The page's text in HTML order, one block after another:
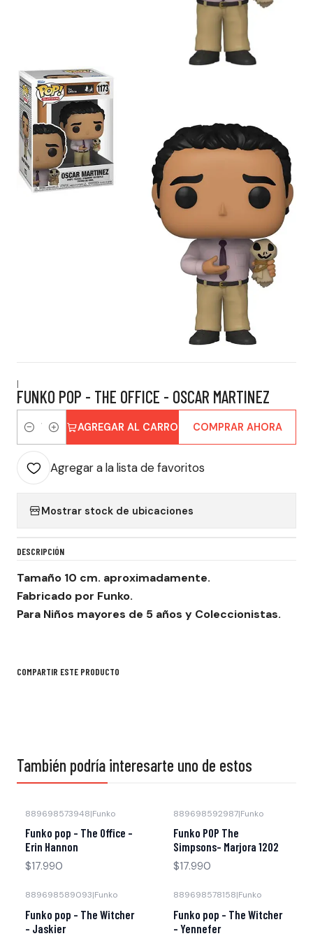
|
FUNKO POP - THE OFFICE - OSCAR MARTINEZ
Cantidad
AGREGAR AL CARRO COMPRAR AHORA
Agregar a la lista de favoritos
Mostrar stock de ubicaciones
DESCRIPCIÓN
Tamaño 10 cm. aproximadamente.
Fabricado por Funko.
Para Niños mayores de 5 años y Coleccionistas.
COMPARTIR ESTE PRODUCTO
También podría interesarte uno de estos
889698573948|Funko
Funko pop - The Office -
Erin Hannon
$17.990
889698592987|Funko
Funko POP The
Simpsons- Marjora 1202
$17.990
889698589093|Funko
Funko pop - The Witcher
- Jaskier
889698578158|Funko
Funko pop - The Witcher
- Yennefer